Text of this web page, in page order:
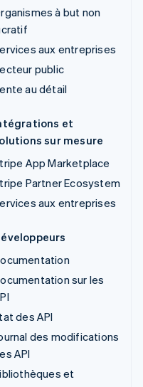
à but non
aux entreprises
public
au détail
et
sur mesure
App Marketplace
Partner Ecosystem
aux entreprises
sur les
des API
des modifications
API
et